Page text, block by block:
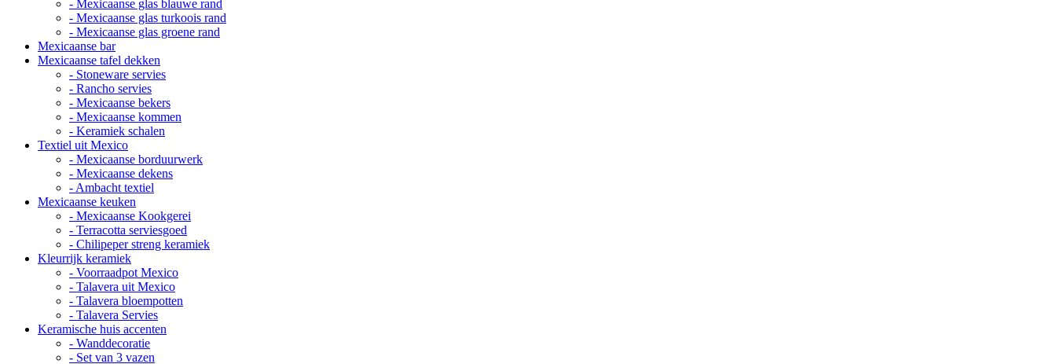
- Mexicaanse glas blauwe rand
- Mexicaanse glas turkoois rand
- Mexicaanse glas groene rand
Mexicaanse bar
Mexicaanse tafel dekken
- Stoneware servies
- Rancho servies
- Mexicaanse bekers
- Mexicaanse kommen
- Keramiek schalen
Textiel uit Mexico
- Mexicaanse borduurwerk
- Mexicaanse dekens
- Ambacht textiel
Mexicaanse keuken
- Mexicaanse Kookgerei
- Terracotta serviesgoed
- Chilipeper streng keramiek
Kleurrijk keramiek
- Voorraadpot Mexico
- Talavera uit Mexico
- Talavera bloempotten
- Talavera Servies
Keramische huis accenten
- Wanddecoratie
- Set van 3 vazen